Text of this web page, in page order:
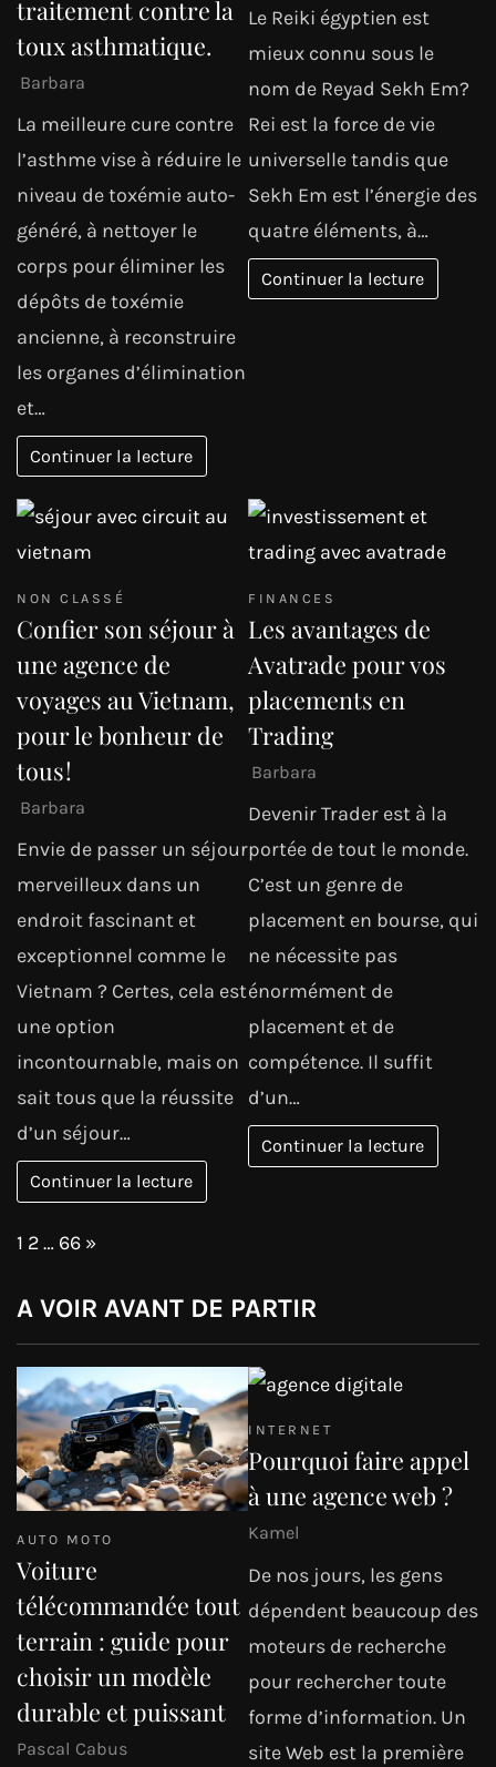
traitement contre la
toux asthmatique.
Barbara
La meilleure cure contre
l’asthme vise à réduire le
niveau de toxémie auto-
généré, à nettoyer le
corps pour éliminer les
dépôts de toxémie
ancienne, à reconstruire
les organes d’élimination
et…
Continuer la lecture
Le Reiki égyptien est
mieux connu sous le
nom de Reyad Sekh Em?
Rei est la force de vie
universelle tandis que
Sekh Em est l’énergie des
quatre éléments, à…
Continuer la lecture
NON CLASSÉ
Confier son séjour à
une agence de
voyages au Vietnam,
pour le bonheur de
tous !
Barbara
Envie de passer un séjour
merveilleux dans un
endroit fascinant et
exceptionnel comme le
Vietnam ? Certes, cela est
une option
incontournable, mais on
sait tous que la réussite
d’un séjour…
Continuer la lecture
FINANCES
Les avantages de
Avatrade pour vos
placements en
Trading
Barbara
Devenir Trader est à la
portée de tout le monde.
C’est un genre de
placement en bourse, qui
ne nécessite pas
énormément de
placement et de
compétence. Il suffit
d’un…
Continuer la lecture
Page:
1 2… 66 Next
»
A VOIR AVANT DE PARTIR
AUTO MOTO
Voiture
télécommandée tout
terrain : guide pour
choisir un modèle
durable et puissant
Pascal Cabus
INTERNET
Pourquoi faire appel
à une agence web ?
Kamel
De nos jours, les gens
dépendent beaucoup des
moteurs de recherche
pour rechercher toute
forme d’information. Un
site Web est la première